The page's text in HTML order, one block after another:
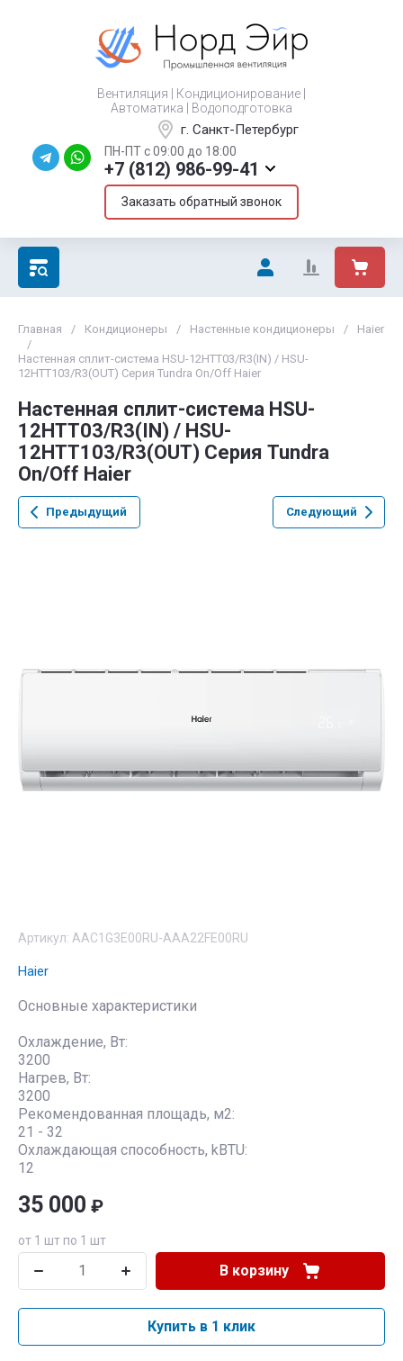
Вентиляция | Кондиционирование |
Автоматика | Водоподготовка
г. Санкт-Петербург
ПН-ПТ с 09:00 до 18:00
+7 (812) 986-99-41
Заказать обратный звонок
Главная / Кондиционеры / Настенные кондиционеры /
Haier
/
Настенная сплит-система HSU-12HTT03/R3(IN) / HSU-
12HTT103/R3(OUT) Серия Tundra On/Off Haier
Настенная сплит-система HSU-
12HTT03/R3(IN) / HSU-
12HTT103/R3(OUT) Серия Tundra
On/Off Haier
Предыдущий Следующий
Артикул: AAC1G3E00RU-AAA22FE00RU
Haier
Основные характеристики
Охлаждение, Вт:
3200
Нагрев, Вт:
3200
Рекомендованная площадь, м2:
21 - 32
Охлаждающая способность, kBTU:
12
35 000 ₽
от 1 шт по 1 шт
В корзину
Купить в 1 клик